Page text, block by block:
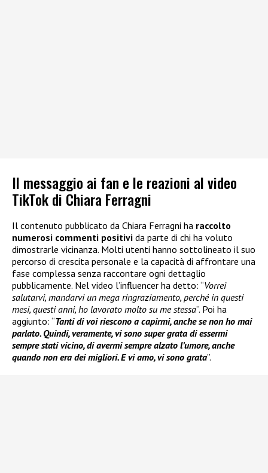
Il messaggio ai fan e le reazioni al video
TikTok di Chiara Ferragni
Il contenuto pubblicato da Chiara Ferragni ha raccolto
numerosi commenti positivi da parte di chi ha voluto
dimostrarle vicinanza. Molti utenti hanno sottolineato il suo
percorso di crescita personale e la capacità di affrontare una
fase complessa senza raccontare ogni dettaglio
pubblicamente. Nel video l’influencer ha detto: “Vorrei
salutarvi, mandarvi un mega ringraziamento, perché in questi
mesi, questi anni, ho lavorato molto su me stessa”. Poi ha
aggiunto: “Tanti di voi riescono a capirmi, anche se non ho mai
parlato. Quindi, veramente, vi sono super grata di essermi
sempre stati vicino, di avermi sempre alzato l’umore, anche
quando non era dei migliori. E vi amo, vi sono grata”.